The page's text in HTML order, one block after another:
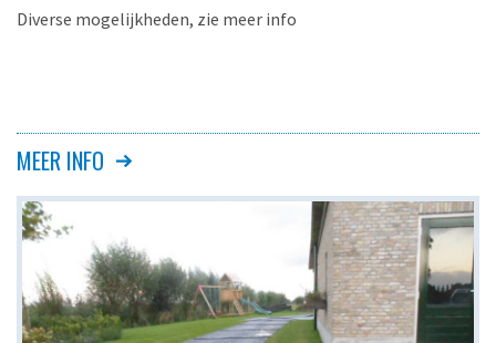
Diverse mogelijkheden, zie meer info
MEER INFO